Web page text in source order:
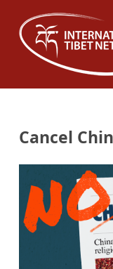
Cancel